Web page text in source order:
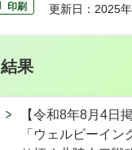
印刷 更新日：2025
結果
【令和8年8月4日掲
「ウェルビーイン